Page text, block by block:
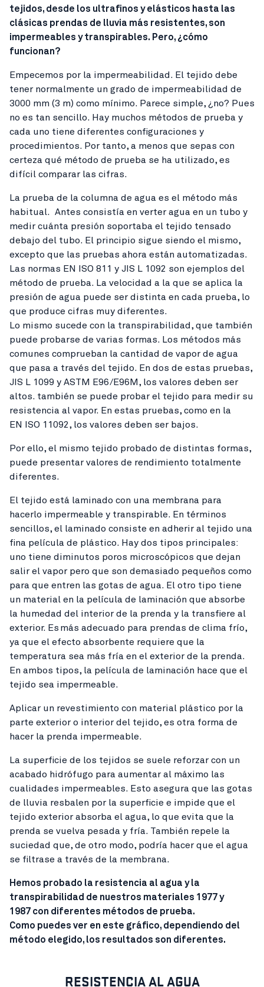
tejidos, desde los ultrafinos y elásticos hasta las
clásicas prendas de lluvia más resistentes, son
impermeables y transpirables. Pero, ¿cómo
funcionan?
Empecemos por la impermeabilidad. El tejido debe
tener normalmente un grado de impermeabilidad de
3000 mm (3 m) como mínimo. Parece simple, ¿no? Pues
no es tan sencillo. Hay muchos métodos de prueba y
cada uno tiene diferentes configuraciones y
procedimientos. Por tanto, a menos que sepas con
certeza qué método de prueba se ha utilizado, es
difícil comparar las cifras.
La prueba de la columna de agua es el método más
habitual. Antes consistía en verter agua en un tubo y
medir cuánta presión soportaba el tejido tensado
debajo del tubo. El principio sigue siendo el mismo,
excepto que las pruebas ahora están automatizadas.
Las normas EN ISO 811 y JIS L 1092 son ejemplos del
método de prueba. La velocidad a la que se aplica la
presión de agua puede ser distinta en cada prueba, lo
que produce cifras muy diferentes.
Lo mismo sucede con la transpirabilidad, que también
puede probarse de varias formas. Los métodos más
comunes comprueban la cantidad de vapor de agua
que pasa a través del tejido. En dos de estas pruebas,
JIS L 1099 y ASTM E96/E96M, los valores deben ser
altos. también se puede probar el tejido para medir su
resistencia al vapor. En estas pruebas, como en la
EN ISO 11092, los valores deben ser bajos.
Por ello, el mismo tejido probado de distintas formas,
puede presentar valores de rendimiento totalmente
diferentes.
El tejido está laminado con una membrana para
hacerlo impermeable y transpirable. En términos
sencillos, el laminado consiste en adherir al tejido una
fina película de plástico. Hay dos tipos principales:
uno tiene diminutos poros microscópicos que dejan
salir el vapor pero que son demasiado pequeños como
para que entren las gotas de agua. El otro tipo tiene
un material en la película de laminación que absorbe
la humedad del interior de la prenda y la transfiere al
exterior. Es más adecuado para prendas de clima frío,
ya que el efecto absorbente requiere que la
temperatura sea más fría en el exterior de la prenda.
En ambos tipos, la película de laminación hace que el
tejido sea impermeable.
Aplicar un revestimiento con material plástico por la
parte exterior o interior del tejido, es otra forma de
hacer la prenda impermeable.
La superficie de los tejidos se suele reforzar con un
acabado hidrófugo para aumentar al máximo las
cualidades impermeables. Esto asegura que las gotas
de lluvia resbalen por la superficie e impide que el
tejido exterior absorba el agua, lo que evita que la
prenda se vuelva pesada y fría. También repele la
suciedad que, de otro modo, podría hacer que el agua
se filtrase a través de la membrana.
Hemos probado la resistencia al agua y la
transpirabilidad de nuestros materiales 1977 y
1987 con diferentes métodos de prueba.
Como puedes ver en este gráfico, dependiendo del
método elegido, los resultados son diferentes.
RESISTENCIA AL AGUA